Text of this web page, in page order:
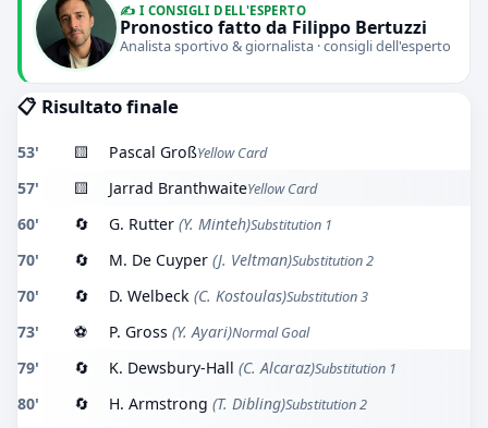
✍️ I CONSIGLI DELL'ESPERTO
Pronostico fatto da Filippo Bertuzzi
Analista sportivo & giornalista · consigli dell'esperto
📋 Risultato finale
53' 🟨 Pascal GroßYellow Card
57' 🟨 Jarrad BranthwaiteYellow Card
60' 🔄 G. Rutter (Y. Minteh)Substitution 1
70' 🔄 M. De Cuyper (J. Veltman)Substitution 2
70' 🔄 D. Welbeck (C. Kostoulas)Substitution 3
73' ⚽ P. Gross (Y. Ayari)Normal Goal
79' 🔄 K. Dewsbury-Hall (C. Alcaraz)Substitution 1
80' 🔄 H. Armstrong (T. Dibling)Substitution 2